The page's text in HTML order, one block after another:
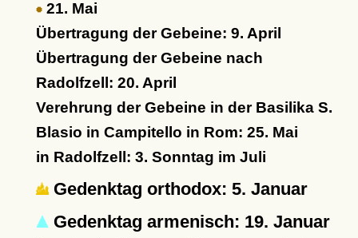
21. Mai
Übertragung der Gebeine: 9. April
Übertragung der Gebeine nach
Radolfzell: 20. April
Verehrung der Gebeine in der Basilika S.
Blasio in Campitello in Rom: 25. Mai
in Radolfzell: 3. Sonntag im Juli
Gedenktag orthodox: 5. Januar
Gedenktag armenisch: 19. Januar